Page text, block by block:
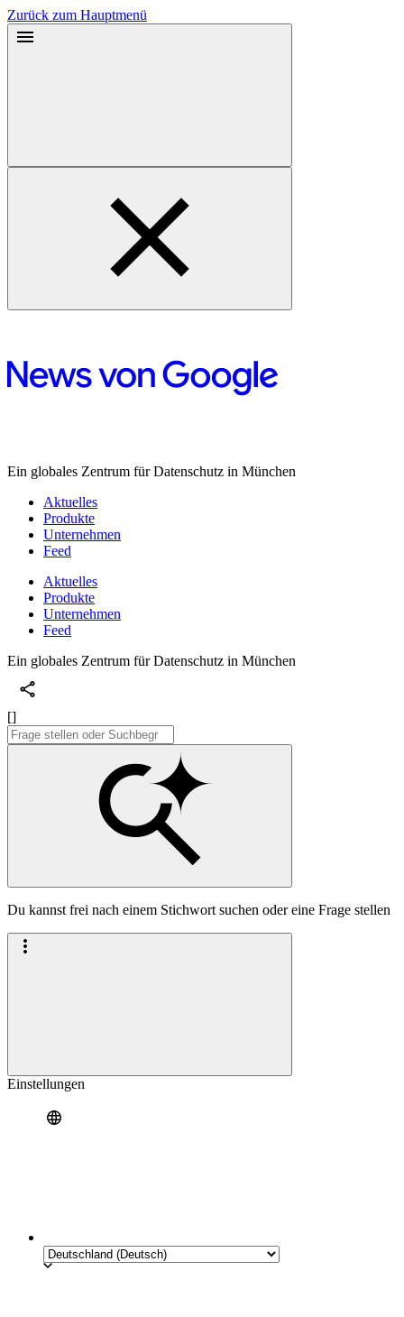
Zurück zum Hauptmenü
Ein globales Zentrum für Datenschutz in München
Aktuelles
Produkte
Unternehmen
Feed
Aktuelles
Produkte
Unternehmen
Feed
Ein globales Zentrum für Datenschutz in München
[]
Du kannst frei nach einem Stichwort suchen oder eine Frage stellen
Einstellungen